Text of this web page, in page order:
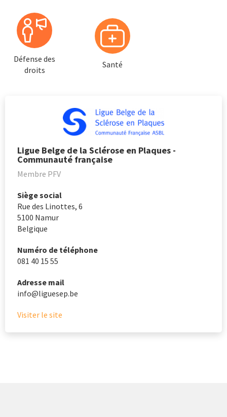
Défense des
droits
Santé
Ligue Belge de la Sclérose en Plaques -
Communauté française
Membre PFV
Siège social
Rue des Linottes, 6
5100 Namur
Belgique
Numéro de téléphone
081 40 15 55
Adresse mail
info@liguesep.be
Visiter le site